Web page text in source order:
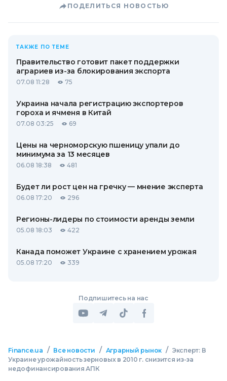
ПОДЕЛИТЬСЯ НОВОСТЬЮ
ТАКЖЕ ПО ТЕМЕ
Правительство готовит пакет поддержки
аграриев из-за блокирования экспорта
07.08 11:28 75
Украина начала регистрацию экспортеров
гороха и ячменя в Китай
07.08 03:25 69
Цены на черноморскую пшеницу упали до
минимума за 13 месяцев
06.08 18:38 481
Будет ли рост цен на гречку — мнение эксперта
06.08 17:20 296
Регионы-лидеры по стоимости аренды земли
05.08 18:03 422
Канада поможет Украине с хранением урожая
05.08 17:20 339
Подпишитесь на нас
Finance.ua / Все новости / Аграрный рынок / Эксперт: В
Украине урожайность зерновых в 2010 г. снизится из-за
недофинансирования АПК